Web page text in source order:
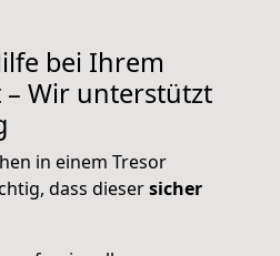
bei Ihrem
Wir unterstützt
in einem Tresor
dass diesersicher